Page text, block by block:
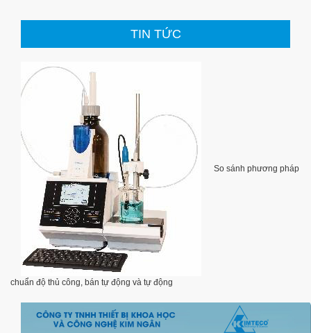
TIN TỨC
So sánh phương pháp
chuẩn độ thủ công, bán tự động và tự động